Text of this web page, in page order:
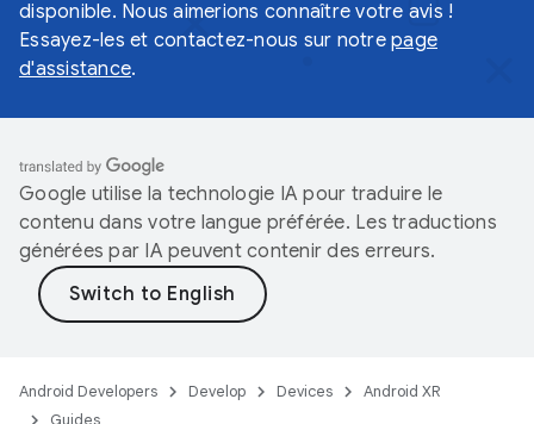
disponible. Nous aimerions connaître votre avis !
Essayez-les et contactez-nous sur notre page
d'assistance.
Google utilise la technologie IA pour traduire le
contenu dans votre langue préférée. Les traductions
générées par IA peuvent contenir des erreurs.
Android Developers Develop Devices
Android XR
Guides